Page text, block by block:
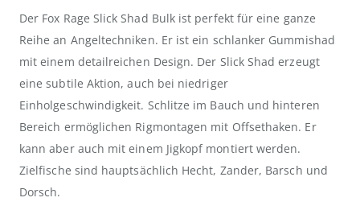
Der Fox Rage Slick Shad Bulk ist perfekt für eine ganze
Reihe an Angeltechniken. Er ist ein schlanker Gummishad
mit einem detailreichen Design. Der Slick Shad erzeugt
eine subtile Aktion, auch bei niedriger
Einholgeschwindigkeit. Schlitze im Bauch und hinteren
Bereich ermöglichen Rigmontagen mit Offsethaken. Er
kann aber auch mit einem Jigkopf montiert werden.
Zielfische sind hauptsächlich Hecht, Zander, Barsch und
Dorsch.